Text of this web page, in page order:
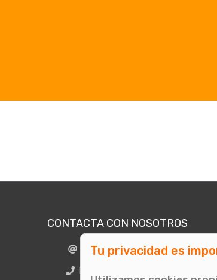
CONTACTA CON NOSOTROS
info@comunicae.com
BCN + 34 931 702 774
Tu privacidad es